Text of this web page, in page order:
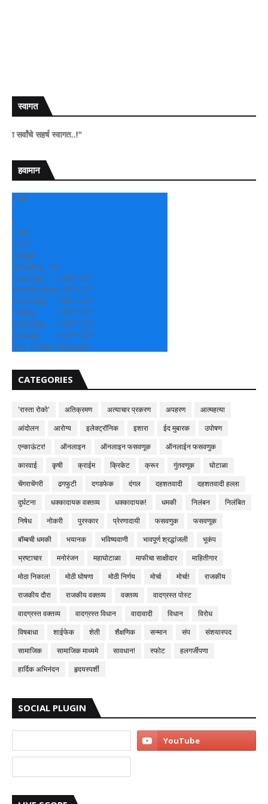
स्वागत
स्वागत..!"
हवामान
+28
°
C
+29°
+21°
Sangli
Monday, 10
Tuesday
+28°+21°
Wednesday+29°+21°
Thursday
+28°+21°
Friday
+28°+21°
Saturday
+28°+21°
Sunday
+27°+22°
See 7-Day Forecast
CATEGORIES
'रास्ता रोको' अतिक्रमण अत्याचार प्रकरण अपहरण
आत्महत्या
आंदोलन
आरोग्य इलेक्ट्रॉनिक इशारा ईद मुबारक
उपोषण
एन्काऊंटर!
ऑनलाइन ऑनलाइन फसवणूक
ऑनलाईन फसवणुक
कारवाई
कृषी क्राईम क्रिकेट क्रूर गुंतवणूक
घोटाळा
चेंगराचेंगरी
ढगफुटी दगडफेक दंगल दहशतवादी
दहशतवादी हल्ला
दुर्घटना
धक्कादायक वक्तव्य धक्कादायक! धमकी निलंबन
निलंबित
निषेध
नोकरी पुरस्कार प्रेरणादायी फसवणुक
फसवणूक
बॉम्बची धमकी
भयानक भविष्यवाणी भावपूर्ण श्रद्धांजली
भूकंप
भ्रष्टाचार
मनोरंजन महाघोटाळा माफीचा साक्षीदार
माहितीगार
मोठा निकाल!
मोठी घोषणा मोठी निर्णय मोर्चा मोर्चा!
राजकीय
राजकीय दौरा
राजकीय वक्तव्य वक्तव्य
वादग्रस्त पोस्ट
वादग्रस्त वक्तव्य
वादग्रस्त विधान वादावादी विधान
विरोध
विषबाधा
शाईफेक शेती शैक्षणिक सन्मान संप
संशयास्पद
सामाजिक
सामाजिक माध्यमे सावधान! स्फोट
हलगर्जीपणा
हार्दिक अभिनंदन
हृदयस्पर्शी
SOCIAL PLUGIN